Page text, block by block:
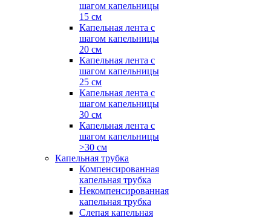
шагом капельницы
15 см
Капельная лента с
шагом капельницы
20 см
Капельная лента с
шагом капельницы
25 см
Капельная лента с
шагом капельницы
30 см
Капельная лента с
шагом капельницы
>30 см
Капельная трубка
Компенсированная
капельная трубка
Некомпенсированная
капельная трубка
Слепая капельная